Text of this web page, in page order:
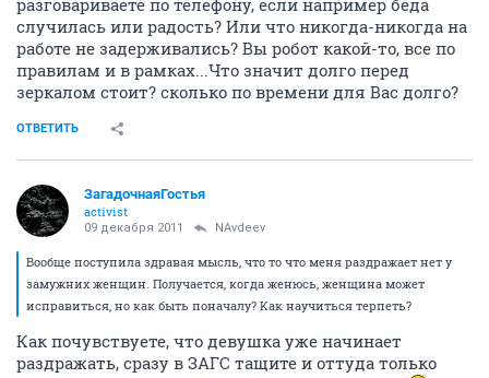
разговариваете по телефону, если например беда
случилась или радость? Или что никогда-никогда на
работе не задерживались? Вы робот какой-то, все по
правилам и в рамках...Что значит долго перед
зеркалом стоит? сколько по времени для Вас долго?
ОТВЕТИТЬ
ЗагадочнаяГостья
activist
09 декабря 2011 NAvdeev
Вообще поступила здравая мысль, что то что меня раздражает нет у
замужних женщин. Получается, когда женюсь, женщина может
исправиться, но как быть поначалу? Как научиться терпеть?
Как почувствуете, что девушка уже начинает
раздражать, сразу в ЗАГС тащите и оттуда только